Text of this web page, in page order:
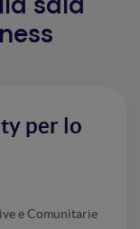
sala
per lo
e Comunitarie